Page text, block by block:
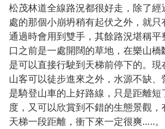
松茂林道全線路況都很好走，除了
處的那個小崩坍稍有起伏之外，就
通過時會用到雙手，其餘路況堪稱
口之前是一處開闊的草地，在樂山
是可以直接行駛到天梯前停下的。
山客可以徒步進來之外，水源不缺
是騎登山車的上好路線，只是距離
度，又可以欣賞到不錯的生態景觀
天梯一段距離，衝下來一定很爽…..。